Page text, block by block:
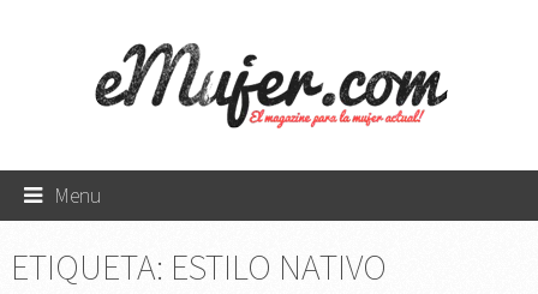
Menu
ETIQUETA: ESTILO NATIVO